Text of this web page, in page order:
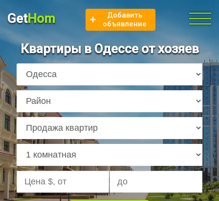
GetHom
Добавить
объявление
Квартиры в Одессе от хозяев